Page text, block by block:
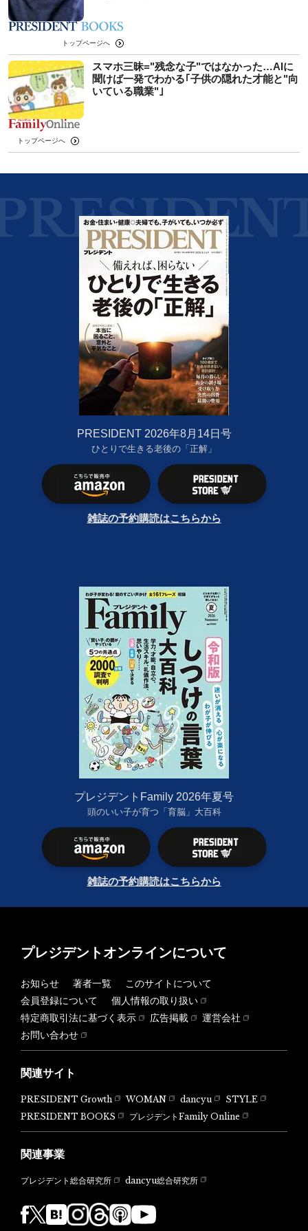
トップページへ
スマホ三昧="残念な子"ではなかった…AIに
聞けば一発でわかる｢子供の隠れた才能と"向
いている職業"｣
トップページへ
PRESIDENT 2026年8月14日号
ひとりで生きる老後の「正解」
雑誌の予約購読はこちらから
プレジデントFamily 2026年夏号
頭のいい子が育つ「育脳」大百科
雑誌の予約購読はこちらから
プレジデントオンラインについて
お知らせ 著者一覧
このサイトについて
会員登録について
個人情報の取り扱い
特定商取引法に基づく表示
広告掲載
運営会社
お問い合わせ
関連サイト
PRESIDENT Growth WOMAN dancyu
STYLE
PRESIDENT BOOKS
プレジデントFamily Online
関連事業
プレジデント総合研究所 dancyu総合研究所